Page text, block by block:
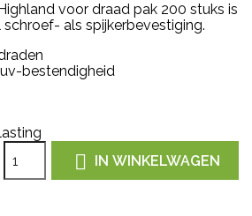
voor draad pak 200 stuks is
als spijkerbevestiging.
uv-bestendigheid
 IN WINKELWAGEN